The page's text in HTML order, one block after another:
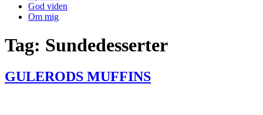
God viden
Om mig
Tag: Sundedesserter
GULERODS MUFFINS